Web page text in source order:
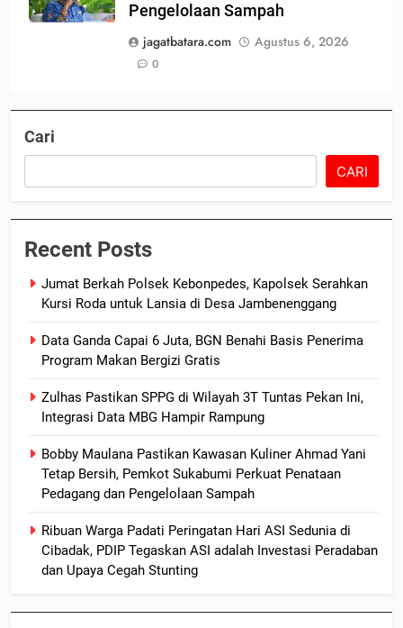
Pengelolaan Sampah
jagatbatara.com
Agustus 6, 2026
0
Cari
CARI
Recent Posts
Jumat Berkah Polsek Kebonpedes, Kapolsek Serahkan
Kursi Roda untuk Lansia di Desa Jambenenggang
Data Ganda Capai 6 Juta, BGN Benahi Basis Penerima
Program Makan Bergizi Gratis
Zulhas Pastikan SPPG di Wilayah 3T Tuntas Pekan Ini,
Integrasi Data MBG Hampir Rampung
Bobby Maulana Pastikan Kawasan Kuliner Ahmad Yani
Tetap Bersih, Pemkot Sukabumi Perkuat Penataan
Pedagang dan Pengelolaan Sampah
Ribuan Warga Padati Peringatan Hari ASI Sedunia di
Cibadak, PDIP Tegaskan ASI adalah Investasi Peradaban
dan Upaya Cegah Stunting